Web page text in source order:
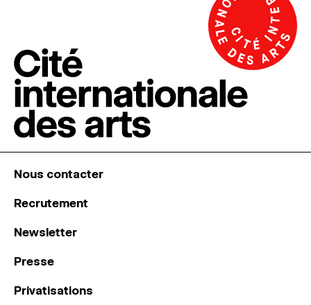
Nous contacter
Recrutement
Newsletter
Presse
Privatisations